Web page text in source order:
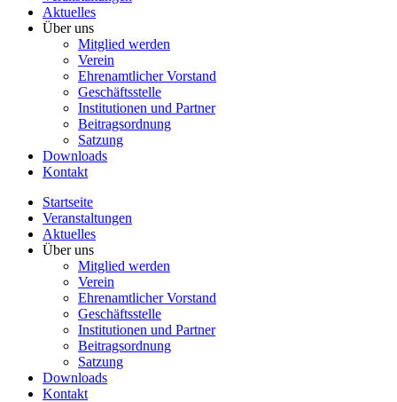
Aktuelles
Über uns
Mitglied werden
Verein
Ehrenamtlicher Vorstand
Geschäftsstelle
Institutionen und Partner
Beitragsordnung
Satzung
Downloads
Kontakt
Startseite
Veranstaltungen
Aktuelles
Über uns
Mitglied werden
Verein
Ehrenamtlicher Vorstand
Geschäftsstelle
Institutionen und Partner
Beitragsordnung
Satzung
Downloads
Kontakt